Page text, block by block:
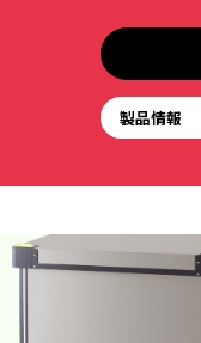
製品情報